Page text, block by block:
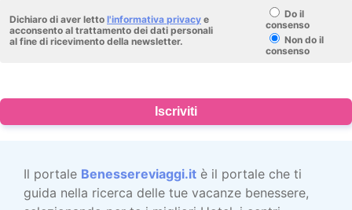
Dichiaro di aver letto l'informativa privacy e
acconsento al trattamento dei dati personali
al fine di ricevimento della newsletter.
Do il
consenso
Non do il
consenso
Iscriviti
Il portale Benessereviaggi.it è il portale che ti
guida nella ricerca delle tue vacanze benessere,